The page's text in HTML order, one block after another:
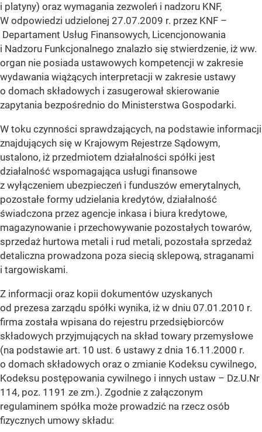
i platyny) oraz wymagania zezwoleń i nadzoru KNF,
W odpowiedzi udzielonej 27.07.2009 r. przez KNF –
Departament Usług Finansowych, Licencjonowania
i Nadzoru Funkcjonalnego znalazło się stwierdzenie, iż ww.
organ nie posiada ustawowych kompetencji w zakresie
wydawania wiążących interpretacji w zakresie ustawy
o domach składowych i zasugerował skierowanie
zapytania bezpośrednio do Ministerstwa Gospodarki.
W toku czynności sprawdzających, na podstawie informacji
znajdujących się w Krajowym Rejestrze Sądowym,
ustalono, iż przedmiotem działalności spółki jest
działalność wspomagająca usługi finansowe
z wyłączeniem ubezpieczeń i funduszów emerytalnych,
pozostałe formy udzielania kredytów, działalność
świadczona przez agencje inkasa i biura kredytowe,
magazynowanie i przechowywanie pozostałych towarów,
sprzedaż hurtowa metali i rud metali, pozostała sprzedaż
detaliczna prowadzona poza siecią sklepową, straganami
i targowiskami.
Z informacji oraz kopii dokumentów uzyskanych
od prezesa zarządu spółki wynika, iż w dniu 07.01.2010 r.
firma została wpisana do rejestru przedsiębiorców
składowych przyjmujących na skład towary przemysłowe
(na podstawie art. 10 ust. 6 ustawy z dnia 16.11.2000 r.
o domach składowych oraz o zmianie Kodeksu cywilnego,
Kodeksu postępowania cywilnego i innych ustaw – Dz.U.Nr
114, poz. 1191 ze zm.). Zgodnie z załączonym
regulaminem spółka może prowadzić na rzecz osób
fizycznych umowy składu: